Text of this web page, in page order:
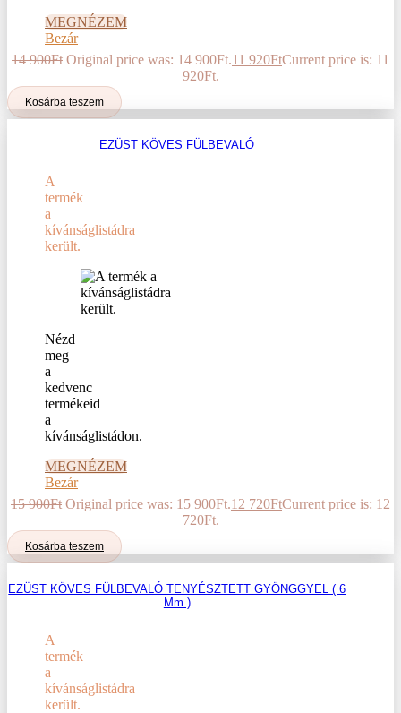
MEGNÉZEM
Bezár
14 900Ft Original price was: 14 900Ft.11 920FtCurrent price is: 11
920Ft.
Kosárba teszem
EZÜST KÖVES FÜLBEVALÓ
A
termék
a
kívánságlistádra
került.
Nézd
meg
a
kedvenc
termékeid
a
kívánságlistádon.
MEGNÉZEM
Bezár
15 900Ft Original price was: 15 900Ft.12 720FtCurrent price is: 12
720Ft.
Kosárba teszem
EZÜST KÖVES FÜLBEVALÓ TENYÉSZTETT GYÖNGGYEL ( 6
Mm )
A
termék
a
kívánságlistádra
került.